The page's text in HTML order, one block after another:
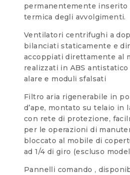
permanentemente inserito
termica degli avvolgimenti.
Ventilatori centrifughi a
bilanciati staticamente e
accoppiati direttamente al
realizzati in ABS
alare e moduli sfalsati
Filtro aria rigenerabile in
d’ape, montato su telaio in
con rete di protezione,
per le operazioni di
bloccato al mobile di
ad 1/4 di giro (escluso
Pannelli comando ,